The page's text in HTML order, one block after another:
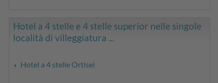
Hotel a 4 stelle e 4 stelle superior nelle singole
località di villeggiatura ...
Hotel a 4 stelle Ortisei